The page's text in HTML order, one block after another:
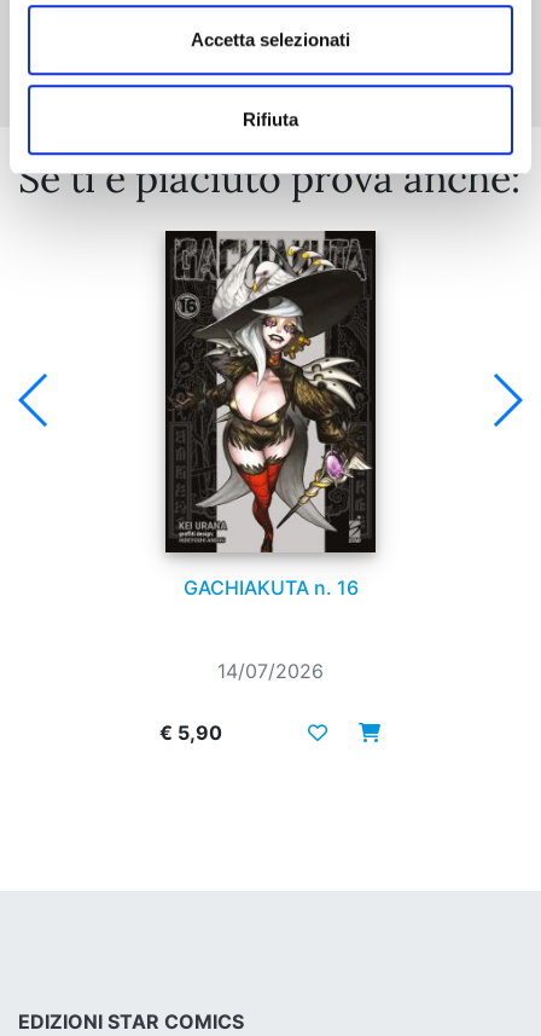
Accetta selezionati
Rifiuta
Mostra tutto
Se ti è piaciuto prova anche:
GACHIAKUTA n. 16
14/07/2026
€ 5,90
EDIZIONI STAR COMICS